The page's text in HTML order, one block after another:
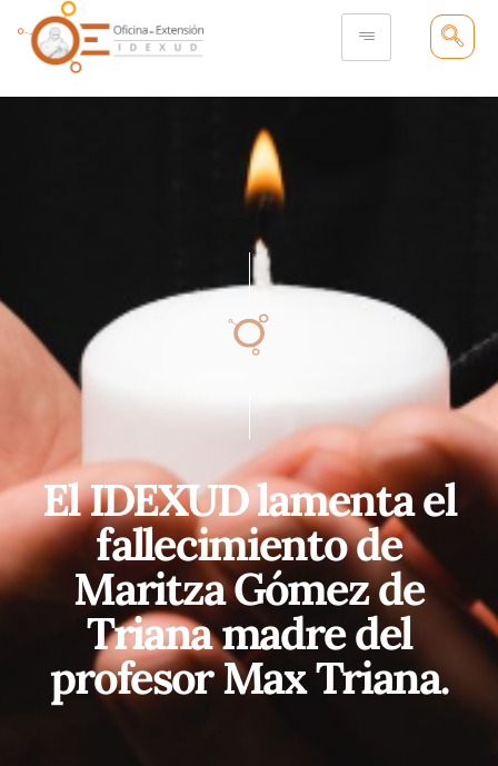
El IDEXUD lamenta el
fallecimiento de
Maritza Gómez de
Triana madre del
profesor Max Triana.